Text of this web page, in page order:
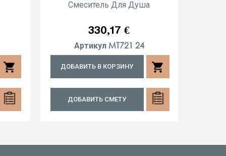
shopping_cart
Смеситель Для Душа
Цена
330,17 €
Артикул MT721 24
ДОБАВИТЬ В КОРЗИНУ shopping_cart
ДОБАВИТЬ СМЕТУ